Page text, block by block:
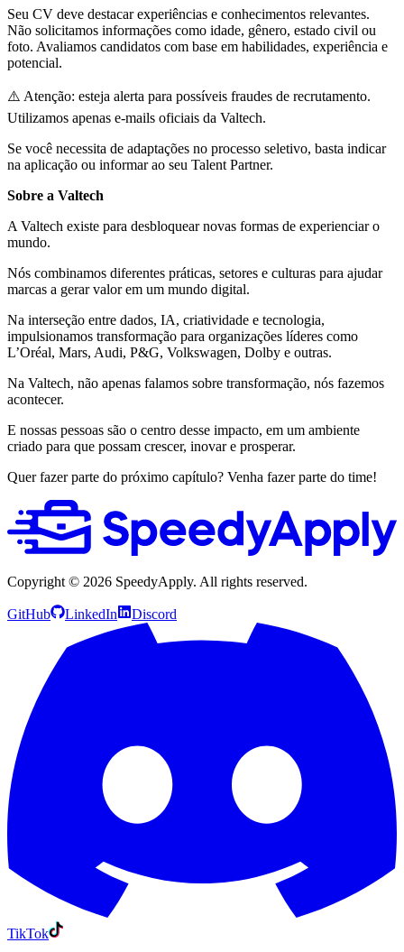
Seu CV deve destacar experiências e conhecimentos relevantes.
Não solicitamos informações como idade, gênero, estado civil ou
foto. Avaliamos candidatos com base em habilidades, experiência e
potencial.
⚠️ Atenção: esteja alerta para possíveis fraudes de recrutamento.
Utilizamos apenas e-mails oficiais da Valtech.
Se você necessita de adaptações no processo seletivo, basta indicar
na aplicação ou informar ao seu Talent Partner.
Sobre a Valtech
A Valtech existe para desbloquear novas formas de experienciar o
mundo.
Nós combinamos diferentes práticas, setores e culturas para ajudar
marcas a gerar valor em um mundo digital.
Na interseção entre dados, IA, criatividade e tecnologia,
impulsionamos transformação para organizações líderes como
L’Oréal, Mars, Audi, P&G, Volkswagen, Dolby e outras.
Na Valtech, não apenas falamos sobre transformação, nós fazemos
acontecer.
E nossas pessoas são o centro desse impacto, em um ambiente
criado para que possam crescer, inovar e prosperar.
Quer fazer parte do próximo capítulo? Venha fazer parte do time!
Copyright © 2026 SpeedyApply. All rights reserved.
GitHub LinkedIn Discord
TikTok